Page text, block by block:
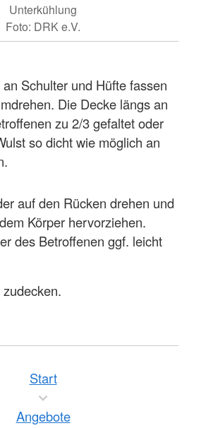
Unterkühlung
Foto: DRK e.V.
Schulter und Hüfte fassen
Die Decke längs an
zu 2/3 gefaltet oder
so dicht wie möglich an
auf den Rücken drehen und
Körper hervorziehen.
des Betroffenen ggf. leicht
Start
Angebote